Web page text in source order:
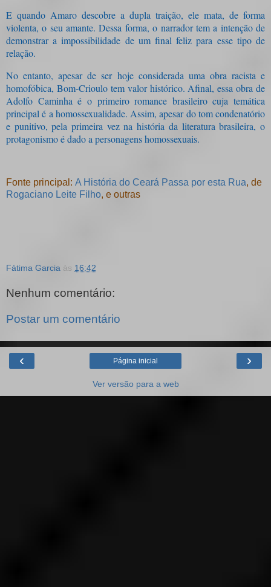
E quando Amaro descobre a dupla traição, ele mata, de forma
violenta, o seu amante. Dessa forma, o narrador tem a intenção de
demonstrar a impossibilidade de um final feliz para esse tipo de
relação.
No entanto, apesar de ser hoje considerada uma obra racista e
homofóbica, Bom-Crioulo tem valor histórico. Afinal, essa obra de
Adolfo Caminha é o primeiro romance brasileiro cuja temática
principal é a homossexualidade. Assim, apesar do tom condenatório
e punitivo, pela primeira vez na história da literatura brasileira, o
protagonismo é dado a personagens homossexuais.
Fonte principal: A História do Ceará Passa por esta Rua, de
Rogaciano Leite Filho, e outras
Fátima Garcia às 16:42
Nenhum comentário:
Postar um comentário
‹ ›
Página inicial
Ver versão para a web